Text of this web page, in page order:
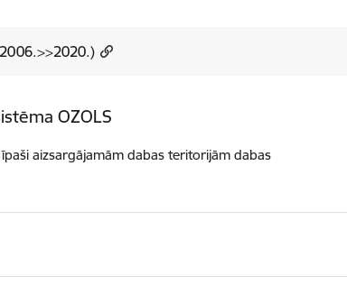
OZOLS
aizsargājamām dabas teritorijām dabas